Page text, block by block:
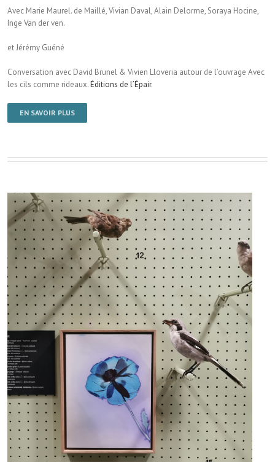
Avec Marie Maurel. de Maillé, Vivian Daval, Alain Delorme, Soraya Hocine,
Inge Van der ven.
et Jérémy Guéné
Conversation avec David Brunel & Vivien Lloveria autour de l’ouvrage Avec
les cils comme rideaux.Éditions de l’Épair.
EN SAVOIR PLUS